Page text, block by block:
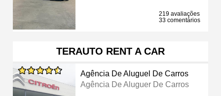
219 avaliações
33 comentários
TERAUTO RENT A CAR
Agência De Aluguel De Carros
Agência De Aluguer De Carros